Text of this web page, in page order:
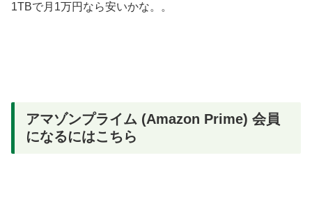
1TBで月1万円なら安いかな。。
アマゾンプライム (Amazon Prime) 会員
になるにはこちら